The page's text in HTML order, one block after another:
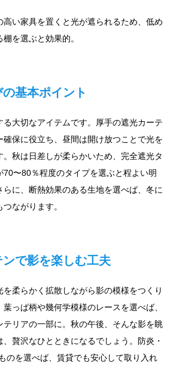
高い家具を置くと光が遮られるため、低め
を選ぶと効果的。
基本ポイント
る大切なアイテムです。厚手の遮光カーテ
確保に役立ち、昼間は開け放つことで光を
。秋は日差しが柔らかいため、完全遮光タ
70〜80％程度のタイプを選ぶと程よい明
らに、断熱効果のある生地を選べば、冬に
ながります。
ンで影を楽しむ工夫
を柔らかく拡散しながら影の模様をつくり
っぱ柄や幾何学模様のレースを選べば、
テリアの一部に。秋の午後、そんな影を眺
贅沢なひとときになるでしょう。防炎・
のを選べば、賃貸でも安心して取り入れ